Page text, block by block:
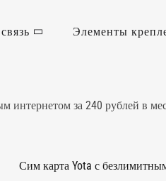
Элементы
интернетом за 240 рублей в
Сим карта Yota с